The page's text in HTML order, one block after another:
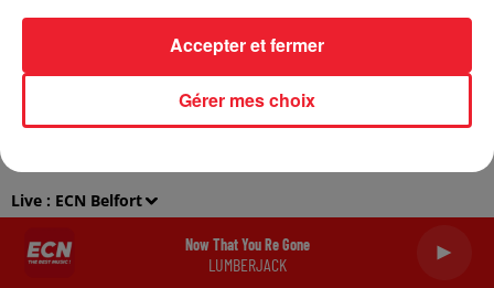
Live : ECN Belfort
Now That You Re Gone
LUMBERJACK
Gérer mes choix
Accepter et fermer